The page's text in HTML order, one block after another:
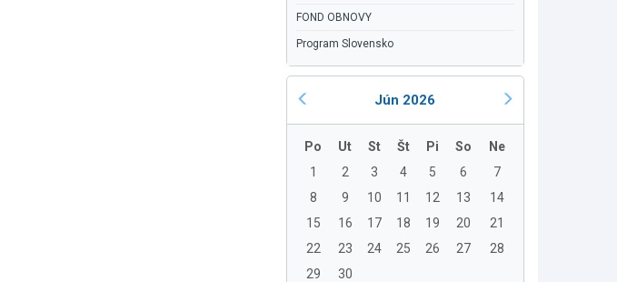
FOND OBNOVY
Program Slovensko
Jún 2026
Po Ut St Št Pi So
Ne
1
2 3 4 5 6
7
8
9 10 11 12 13
14
15
16 17 18 19 20
21
22
23 24 25 26 27
28
29
30